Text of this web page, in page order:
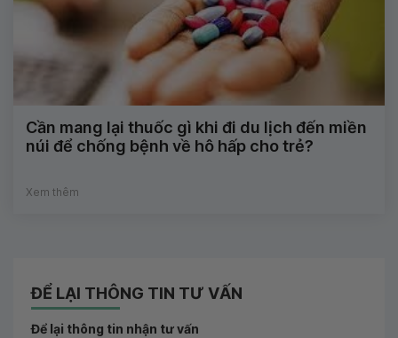
Cần mang lại thuốc gì khi đi du lịch đến miền
núi để chống bệnh về hô hấp cho trẻ?
Xem thêm
ĐỂ LẠI THÔNG TIN TƯ VẤN
Để lại thông tin nhận tư vấn